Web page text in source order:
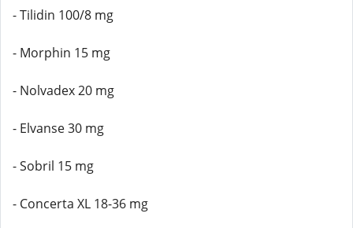
- Tilidin 100/8 mg
- Morphin 15 mg
- Nolvadex 20 mg
- Elvanse 30 mg
- Sobril 15 mg
- Concerta XL 18-36 mg